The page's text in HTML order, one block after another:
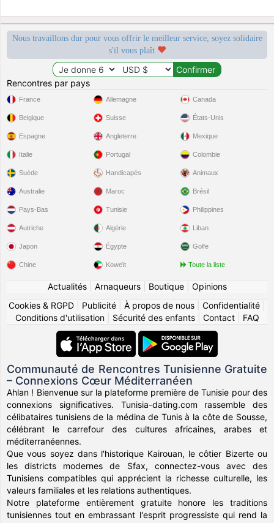
Nous travaillons dur pour vous offrir le meilleur service, soyez solidaire
s'il vous plaît
Rencontres par pays
France
Belgique
Espagne
Italie
Suède
Allemagne
Suisse
Angleterre
Portugal
Handicapés
Canada
États-Unis
Mexique
Colombie
Animaux
Australie
Pays-Bas
Autriche
Japon
Chine
Maroc
Tunisie
Algérie
Égypte
Koweït
Brésil
Philippines
Liban
Golfe
Toute la liste
Actualités| Arnaqueurs| Boutique| Opinions
Cookies & RGPD
Publicité À propos de nous Confidentialité
Conditions d'utilisation| Sécurité des enfants| Contact| FAQ
Communauté de Rencontres Tunisienne Gratuite
– Connexions Cœur Méditerranéen
Ahlan ! Bienvenue sur la plateforme première de Tunisie pour des
connexions significatives. Tunisia-dating.com rassemble des
célibataires tunisiens de la médina de Tunis à la côte de Sousse,
célébrant le carrefour des cultures africaines, arabes et
méditerranéennes.
Que vous soyez dans l'historique Kairouan, le côtier Bizerte ou
les districts modernes de Sfax, connectez-vous avec des
Tunisiens compatibles qui apprécient la richesse culturelle, les
valeurs familiales et les relations authentiques.
Notre plateforme entièrement gratuite honore les traditions
tunisiennes tout en embrassant l'esprit progressiste qui rend la